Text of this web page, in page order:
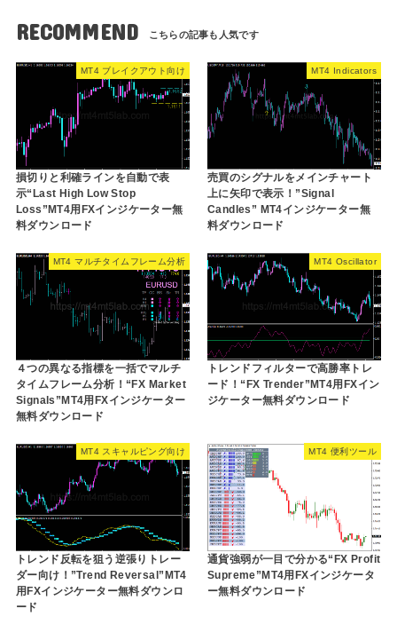
RECOMMEND
MT4 ブレイクアウト向け
損切りと利確ラインを自動で表
示“Last High Low Stop
Loss”MT4用FXインジケーター無
料ダウンロード
MT4 Indicators
売買のシグナルをメインチャート
上に矢印で表示！”Signal
Candles” MT4インジケーター無
料ダウンロード
MT4 マルチタイムフレーム分析
４つの異なる指標を一括でマルチ
タイムフレーム分析！“FX Market
Signals”MT4用FXインジケーター
無料ダウンロード
MT4 Oscillator
トレンドフィルターで高勝率トレ
ード！“FX Trender”MT4用FXイン
ジケーター無料ダウンロード
MT4 スキャルピング向け
トレンド反転を狙う逆張りトレー
ダー向け！”Trend Reversal”MT4
用FXインジケーター無料ダウンロ
ード
MT4 便利ツール
通貨強弱が一目で分かる“FX Profit
Supreme”MT4用FXインジケータ
ー無料ダウンロード